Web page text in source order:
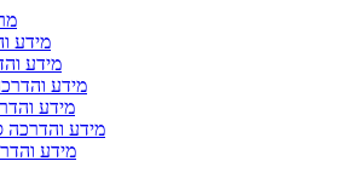
מידע
מידע
מידע
מידע
מידע והדרכה
מידע